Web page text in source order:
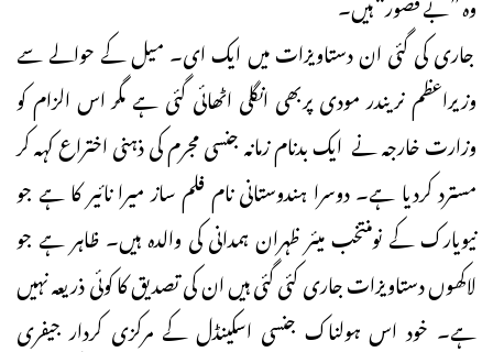
جاری کی گئی ان دستاویزات میں ایک ای۔ میل کے حوالے سے
وزیراعظم نریندر مودی پربھی انگلی اٹھائی گئی ہے مگر اس الزام کو
وزارت خارجہ نے ایک بدنام زمانہ جنسی مجرم کی ذہنی اختراع کہہ کر
مسترد کردیا ہے۔ دوسرا ہندوستانی نام فلم ساز میرا نائیر کا ہے جو
نیویارک کے نومنتخب میئر ظہران ہمدانی کی والدہ ہیں۔ ظاہر ہے جو
لاکھوں دستاویزات جاری کئی گئی ہیں ان کی تصدیق کا کوئی ذریعہ نہیں
ہے۔ خود اس ہولناک جنسی اسکینڈل کے مرکزی کردار جیفری